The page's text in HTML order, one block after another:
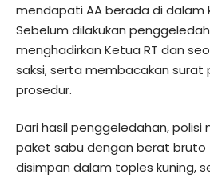
mendapati AA berada di dalam
Sebelum dilakukan
menghadirkan Ketua RT dan
saksi, serta membacakan surat
prosedur.
Dari hasil penggeledahan,
paket sabu dengan berat bruto
disimpan dalam toples kuning,